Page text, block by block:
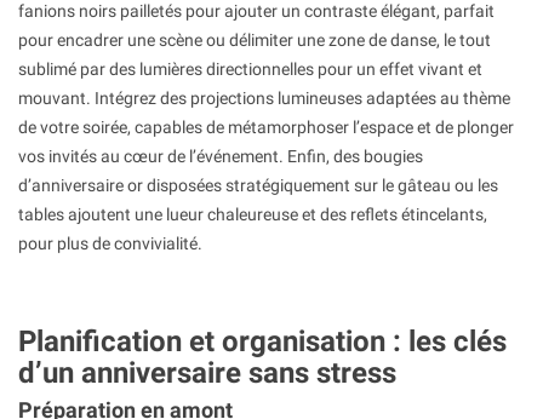
fanions noirs pailletés pour ajouter un contraste élégant, parfait
pour encadrer une scène ou délimiter une zone de danse, le tout
sublimé par des lumières directionnelles pour un effet vivant et
mouvant. Intégrez des projections lumineuses adaptées au thème
de votre soirée, capables de métamorphoser l’espace et de plonger
vos invités au cœur de l’événement. Enfin, des bougies
d’anniversaire or disposées stratégiquement sur le gâteau ou les
tables ajoutent une lueur chaleureuse et des reflets étincelants,
pour plus de convivialité.
Planification et organisation : les clés
d’un anniversaire sans stress
Préparation en amont